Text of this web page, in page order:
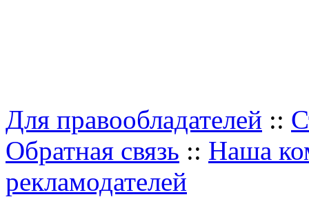
Для правообладателей ::
Обратная связь :: Наша
рекламодателей